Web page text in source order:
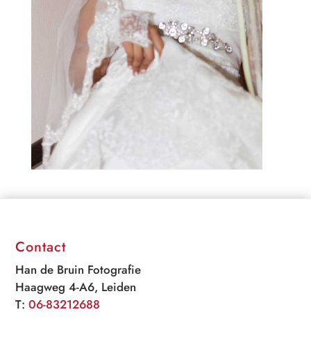
Contact
Han de Bruin Fotografie
Haagweg 4-A6, Leiden
T:06-83212688